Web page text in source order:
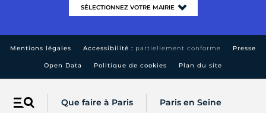
Menu Que faire à Paris Paris en Seine
Mentions légales Accessibilité : partiellement conforme Presse
Open Data Politique de cookies Plan du site